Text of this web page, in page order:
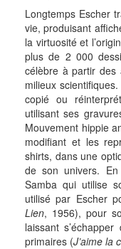
Longtemps Escher
vie, produisant
la virtuosité et
plus de 2 000
célèbre à partir des
milieux
copié ou
utilisant ses
Mouvement hippie
modifiant et les
shirts, dans une
de son univers.
Samba qui utilise
utilisé par Escher
Lien, 1956), pour
laissant
primaires (J’aime la